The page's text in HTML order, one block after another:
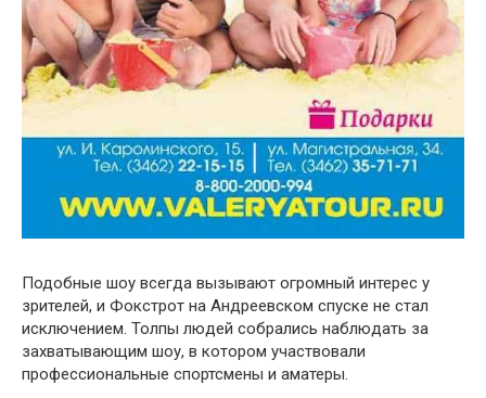
Подобные шоу всегда вызывают огромный интерес у
зрителей, и Фокстрот на Андреевском спуске не стал
исключением. Толпы людей собрались наблюдать за
захватывающим шоу, в котором участвовали
профессиональные спортсмены и аматеры.